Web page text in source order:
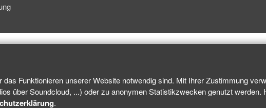
Funktionieren unserer Website notwendig sind. Mit Ihrer Zustimmung
über Soundcloud, ...) oder zu anonymen Statistikzwecken genutzt werden.
.